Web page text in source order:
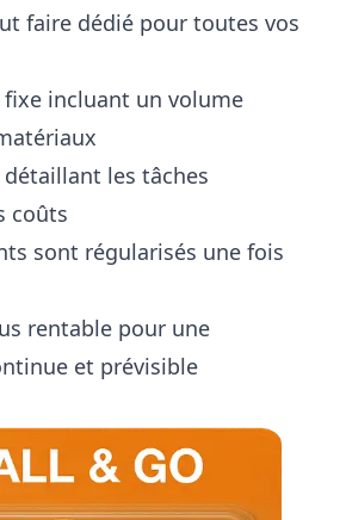
faire dédié pour toutes vos
incluant un volume
détaillant les tâches
coûts
sont régularisés une fois
rentable pour une
et prévisible